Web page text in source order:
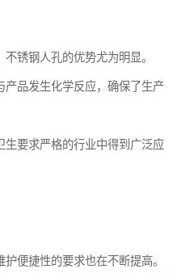
锈钢人孔的优势尤为明显。
品发生化学反应，确保了生产
要求严格的行业中得到广泛应
便捷性的要求也在不断提高。